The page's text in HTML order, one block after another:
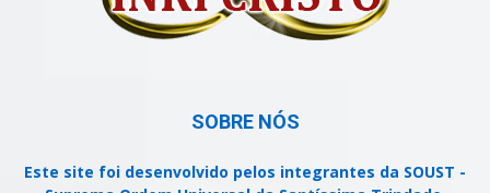
SOBRE NÓS
Este site foi desenvolvido pelos integrantes da SOUST -